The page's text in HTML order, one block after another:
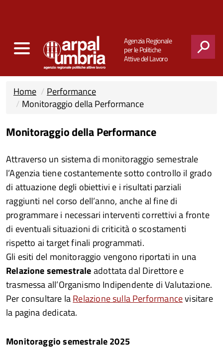
Agenzia Regionale
per le Politiche
Attive del Lavoro
Home
Performance
Monitoraggio della Performance
Monitoraggio della Performance
Attraverso un sistema di monitoraggio semestrale
l’Agenzia tiene costantemente sotto controllo il grado
di attuazione degli obiettivi e i risultati parziali
raggiunti nel corso dell’anno, anche al fine di
programmare i necessari interventi correttivi a fronte
di eventuali situazioni di criticità o scostamenti
rispetto ai target finali programmati.
Gli esiti del monitoraggio vengono riportati in una
Relazione semestraleadottata dal Direttore e
trasmessa all’Organismo Indipendente di Valutazione.
Per consultare laRelazione sulla Performancevisitare
la pagina dedicata.
Monitoraggio semestrale 2025